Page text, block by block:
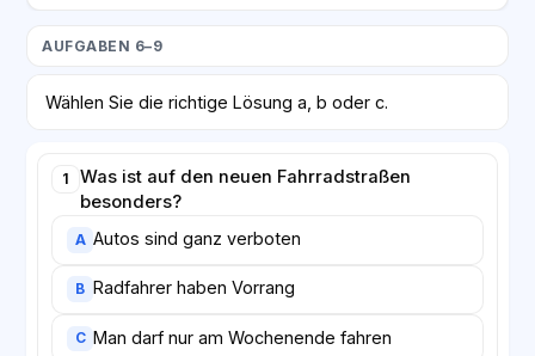
AUFGABEN 6–9
Wählen Sie die richtige Lösung a, b oder c.
1
Was ist auf den neuen Fahrradstraßen
besonders?
A Autos sind ganz verboten
B Radfahrer haben Vorrang
C Man darf nur am Wochenende fahren